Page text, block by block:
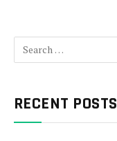
RECENT POSTS